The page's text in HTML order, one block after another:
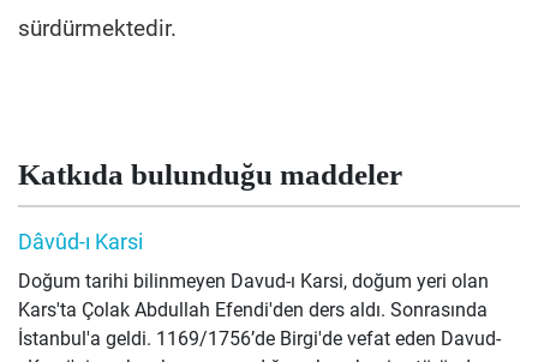
sürdürmektedir.
Katkıda bulunduğu maddeler
Dâvûd-ı Karsi
Doğum tarihi bilinmeyen Davud-ı Karsi, doğum yeri olan
Kars'ta Çolak Abdullah Efendi'den ders aldı. Sonrasında
İstanbul'a geldi. 1169/1756’de Birgi'de vefat eden Davud-